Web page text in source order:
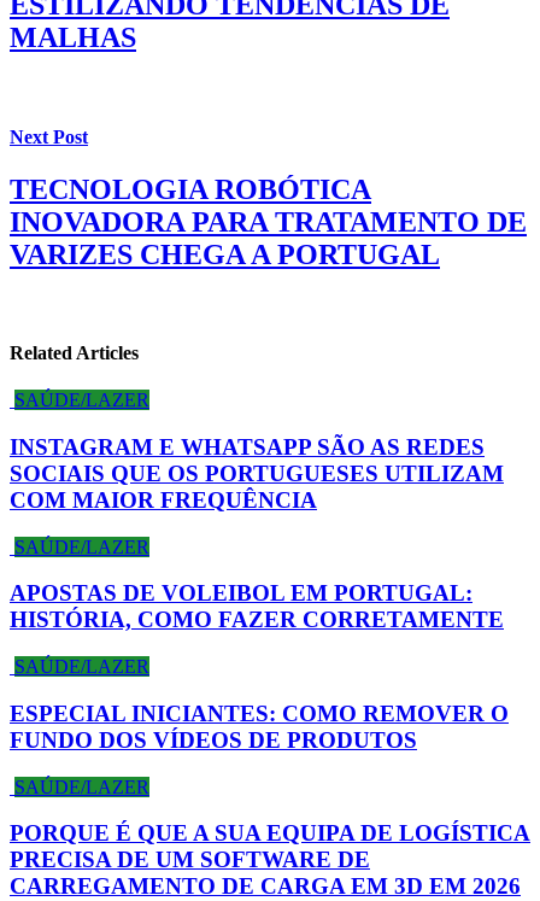
MALHAS
Next Post
TECNOLOGIA ROBÓTICA
INOVADORA PARA TRATAMENTO DE
VARIZES CHEGA A PORTUGAL
Related Articles
SAÚDE/LAZER
INSTAGRAM E WHATSAPP SÃO AS REDES
SOCIAIS QUE OS PORTUGUESES UTILIZAM
COM MAIOR FREQUÊNCIA
SAÚDE/LAZER
APOSTAS DE VOLEIBOL EM PORTUGAL:
HISTÓRIA, COMO FAZER CORRETAMENTE
SAÚDE/LAZER
ESPECIAL INICIANTES: COMO REMOVER O
FUNDO DOS VÍDEOS DE PRODUTOS
SAÚDE/LAZER
PORQUE É QUE A SUA EQUIPA DE LOGÍSTICA
PRECISA DE UM SOFTWARE DE
CARREGAMENTO DE CARGA EM 3D EM 2026